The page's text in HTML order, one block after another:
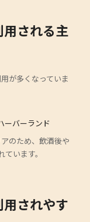
される主
が多くなっていま
ーバーランド
のため、飲酒後や
います。
されやす